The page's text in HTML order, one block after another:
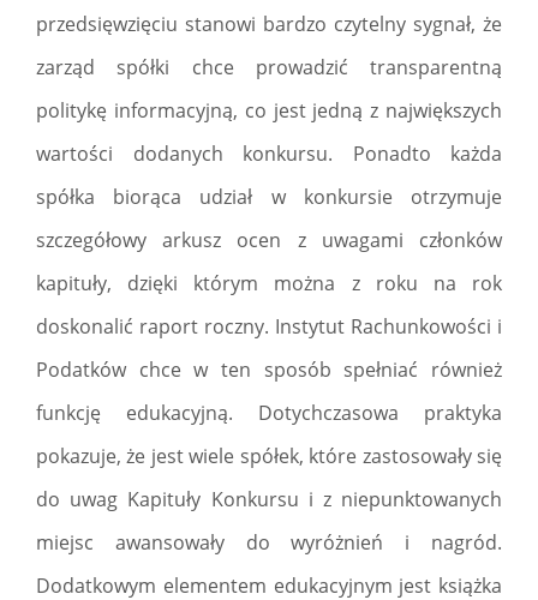
przedsięwzięciu stanowi bardzo czytelny sygnał, że
zarząd spółki chce prowadzić transparentną
politykę informacyjną, co jest jedną z największych
wartości dodanych konkursu. Ponadto każda
spółka biorąca udział w konkursie otrzymuje
szczegółowy arkusz ocen z uwagami członków
kapituły, dzięki którym można z roku na rok
doskonalić raport roczny. Instytut Rachunkowości i
Podatków chce w ten sposób spełniać również
funkcję edukacyjną. Dotychczasowa praktyka
pokazuje, że jest wiele spółek, które zastosowały się
do uwag Kapituły Konkursu i z niepunktowanych
miejsc awansowały do wyróżnień i nagród.
Dodatkowym elementem edukacyjnym jest książka